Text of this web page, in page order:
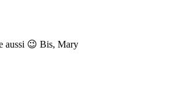
aussi 😉 Bis, Mary